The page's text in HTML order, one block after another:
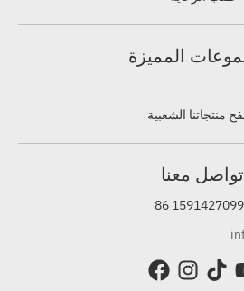
المميزة
منتجاتنا الشعبية
تواصل معنا
86